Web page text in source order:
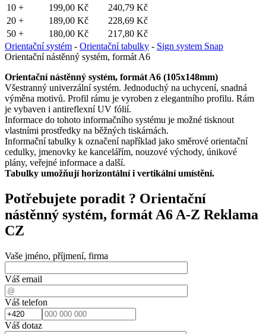
10 +
199,00 Kč
240,79 Kč
20 +
189,00 Kč
228,69 Kč
50 +
180,00 Kč
217,80 Kč
Orientační systém - Orientační tabulky - Sign system Snap
Orientační nástěnný systém, formát A6
Orientační nástěnný systém, formát A6 (105x148mm)
Všestranný univerzální systém. Jednoduchý na uchycení, snadná
výměna motivů. Profil rámu je vyroben z elegantního profilu. Rám
je vybaven i antireflexní UV fólií.
Informace do tohoto informačního systému je možné tisknout
vlastními prostředky na běžných tiskárnách.
Informační tabulky k označení například jako směrové orientační
cedulky, jmenovky ke kancelářím, nouzové východy, únikové
plány, veřejné informace a další.
Tabulky umožňují horizontální i vertikální umístění.
Potřebujete poradit ? Orientační
nástěnný systém, formát A6 A-Z Reklama
CZ
Vaše jméno, příjmení, firma
Váš email
Váš telefon
Váš dotaz